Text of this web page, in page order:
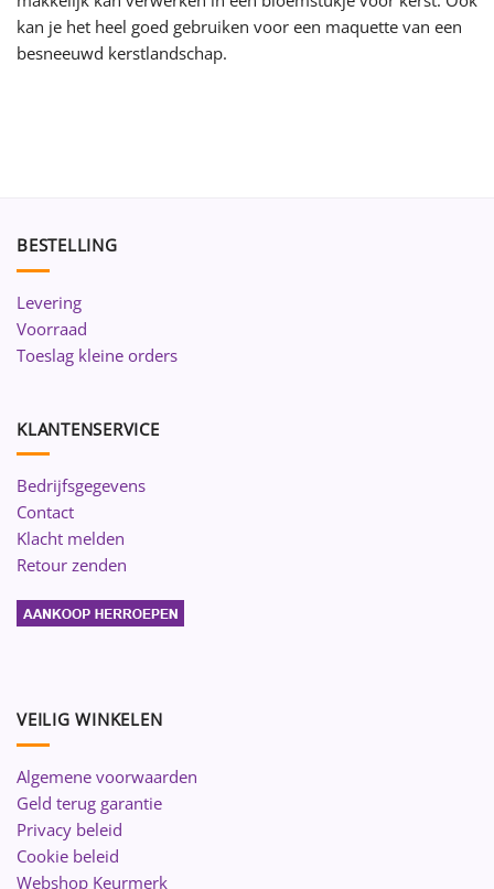
kan je het heel goed gebruiken voor een maquette van een
besneeuwd kerstlandschap.
BESTELLING
Levering
Voorraad
Toeslag kleine orders
KLANTENSERVICE
Bedrijfsgegevens
Contact
Klacht melden
Retour zenden
VEILIG WINKELEN
Algemene voorwaarden
Geld terug garantie
Privacy beleid
Cookie beleid
Webshop Keurmerk